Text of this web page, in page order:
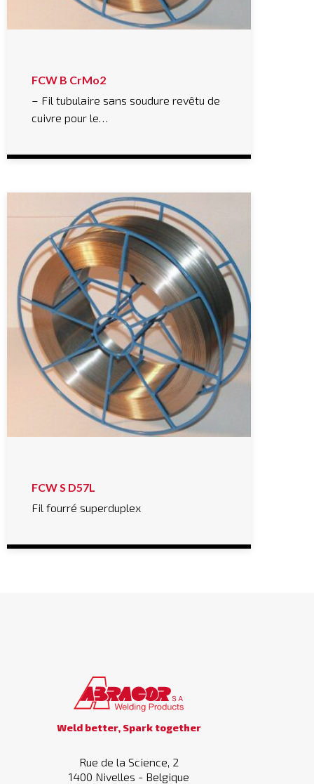
FCW B CrMo2
– Fil tubulaire sans soudure revêtu de
cuivre pour le…
FCW S D57L
Fil fourré superduplex
Weld better, Spark together
Rue de la Science, 2
1400 Nivelles - Belgique